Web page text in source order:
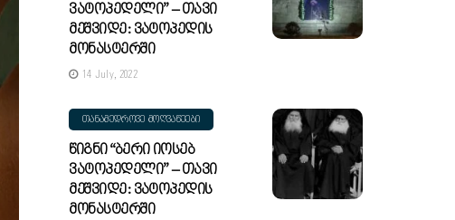
Ვატოპედელი” – Თავი
Მეშვიდე: Ვატოპედის
Მონასტერში
14 July, 2022
ᲗᲐᲜᲐᲛᲔᲓᲠᲝᲕᲔ ᲛᲝᲦᲕᲐᲬᲔᲔᲑᲘ
Წიგნი “ბერი Იოსებ
Ვატოპედელი” – Თავი
Მეშვიდე: Ვატოპედის
Მონასტერში